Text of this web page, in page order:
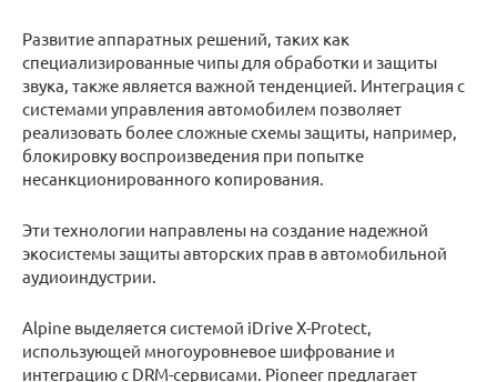
Развитие аппаратных решений, таких как
специализированные чипы для обработки и защиты
звука, также является важной тенденцией. Интеграция с
системами управления автомобилем позволяет
реализовать более сложные схемы защиты, например,
блокировку воспроизведения при попытке
несанкционированного копирования.
Эти технологии направлены на создание надежной
экосистемы защиты авторских прав в автомобильной
аудиоиндустрии.
Alpine выделяется системой iDrive X-Protect,
использующей многоуровневое шифрование и
интеграцию с DRM-сервисами. Pioneer предлагает